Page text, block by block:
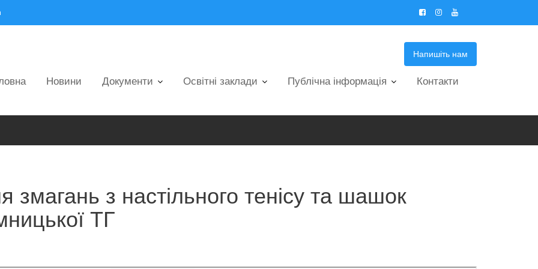
Напишіть нам
Новини Документи Освітні заклади Публічна інформація Контакти
з настільного тенісу та шашок
ТГ